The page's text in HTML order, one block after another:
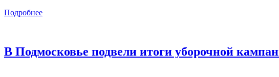
Подробнее
В Подмосковье подвели итоги уборочной